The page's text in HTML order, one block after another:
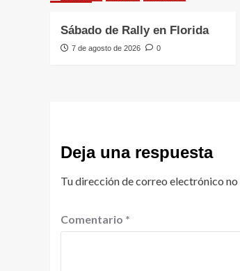
Sábado de Rally en Florida
7 de agosto de 2026 0
Deja una respuesta
Tu dirección de correo electrónico
Comentario *